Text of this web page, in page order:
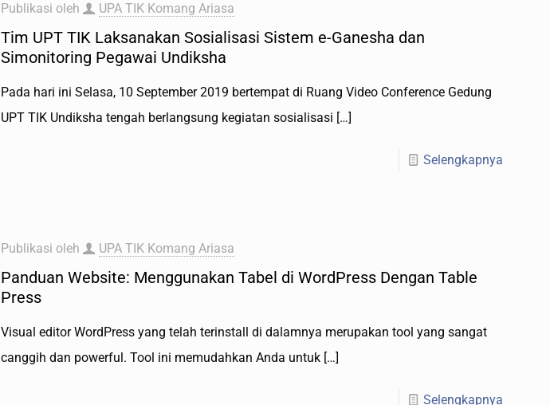
Publikasi oleh UPA TIK Komang Ariasa
Tim UPT TIK Laksanakan Sosialisasi Sistem e-Ganesha dan
Simonitoring Pegawai Undiksha
Pada hari ini Selasa, 10 September 2019 bertempat di Ruang Video Conference Gedung
UPT TIK Undiksha tengah berlangsung kegiatan sosialisasi […]
Selengkapnya
Publikasi oleh UPA TIK Komang Ariasa
Panduan Website: Menggunakan Tabel di WordPress Dengan Table
Press
Visual editor WordPress yang telah terinstall di dalamnya merupakan tool yang sangat
canggih dan powerful. Tool ini memudahkan Anda untuk[…]
Selengkapnya